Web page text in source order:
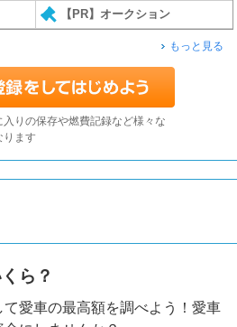
【PR】オークション
もっと見る
入りの保存や燃費記録など様々な
ります
ら？
愛車の最高額を調べよう！愛車